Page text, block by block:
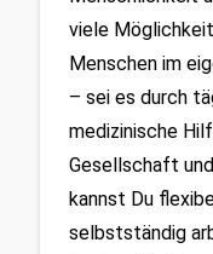
viele
Menschen im
– sei es durch
medizinische
Gesellschaft
kannst Du
selbstständig